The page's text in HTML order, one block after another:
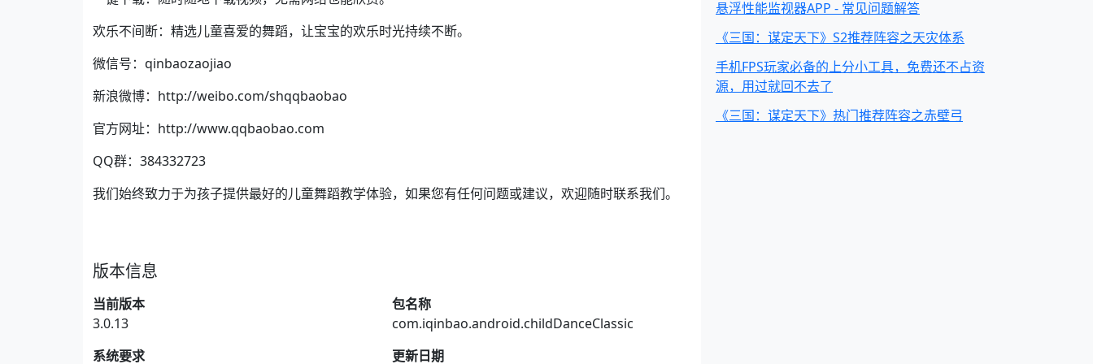
欢乐不间断：精选儿童喜爱的舞蹈，让宝宝的欢乐时光持续不断。
微信号：qinbaozaojiao
新浪微博：http://weibo.com/shqqbaobao
官方网址：http://www.qqbaobao.com
QQ群：384332723
我们始终致力于为孩子提供最好的儿童舞蹈教学体验，如果您有任何问题或建议，欢迎随时联系我们。
版本信息
当前版本
3.0.13
包名称
com.iqinbao.android.childDanceClassic
系统要求
更新日期
悬浮性能监视器APP - 常见问题解答
《三国：谋定天下》S2推荐阵容之天灾体系
手机FPS玩家必备的上分小工具，免费还不占资
源，用过就回不去了
《三国：谋定天下》热门推荐阵容之赤壁弓